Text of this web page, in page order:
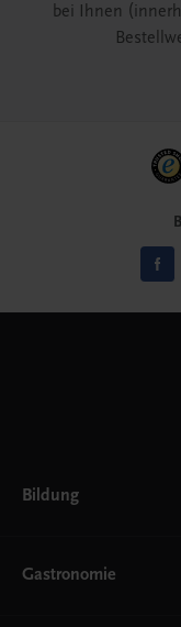
bei Ihnen
Bildung
AHS
Gastronomie